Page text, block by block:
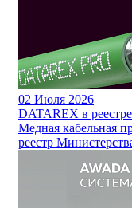
02 Июля 2026
DATAREX в
Медная кабельная
реестр